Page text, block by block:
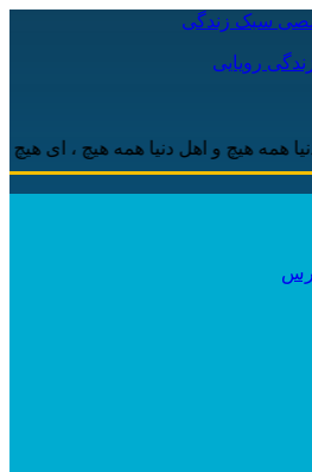
رویایی
و اهل دنیا همه هیچ ، ‌ای هیچ برای